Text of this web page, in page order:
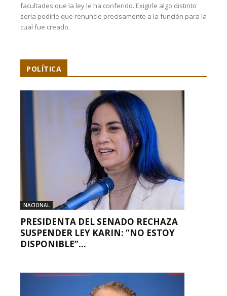
facultades que la ley le ha conferido. Exigirle algo distinto
sería pedirle que renuncie precisamente a la función para la
cual fue creado.
POLÍTICA
NACIONAL
PRESIDENTA DEL SENADO RECHAZA
SUSPENDER LEY KARIN: “NO ESTOY
DISPONIBLE”...